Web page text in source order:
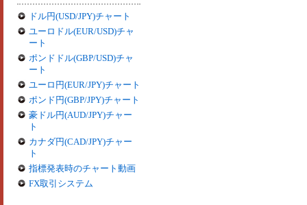
ドル円(USD/JPY)チャート
ユーロドル(EUR/USD)チャ
ート
ポンドドル(GBP/USD)チャ
ート
ユーロ円(EUR/JPY)チャート
ポンド円(GBP/JPY)チャート
豪ドル円(AUD/JPY)チャー
ト
カナダ円(CAD/JPY)チャー
ト
指標発表時のチャート動画
FX取引システム